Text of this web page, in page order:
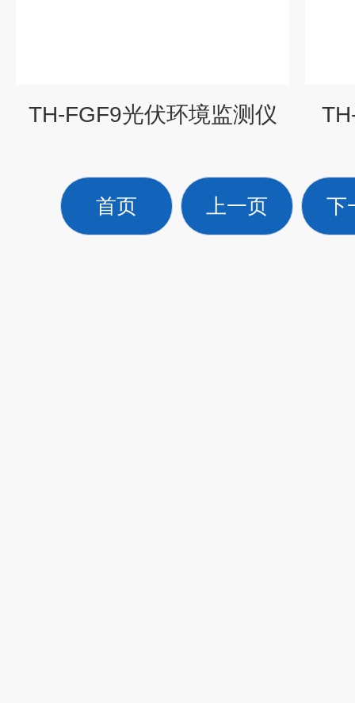
TH-FGF9光伏环境监测仪
首页 上一页 下